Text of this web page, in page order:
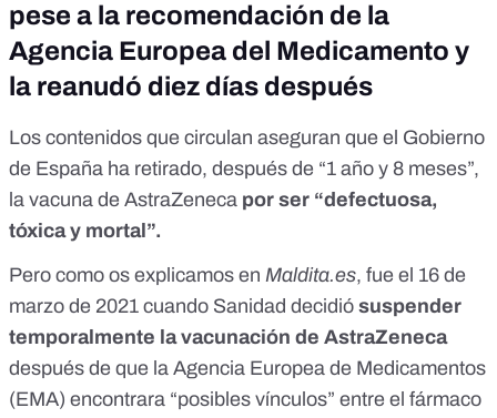
pese a la recomendación de la
Agencia Europea del Medicamento y
la reanudó diez días después
Los contenidos que circulan aseguran que el Gobierno
de España ha retirado, después de “1 año y 8 meses”,
la vacuna de AstraZeneca por ser “defectuosa,
tóxica y mortal”.
Pero como os explicamos en Maldita.es, fue el 16 de
marzo de 2021 cuando Sanidad decidió suspender
temporalmente la vacunación de AstraZeneca
después de que la Agencia Europea de Medicamentos
(EMA) encontrara “posibles vínculos” entre el fármaco